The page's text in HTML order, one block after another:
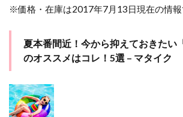
※価格・在庫は2017年7月13日現在の情報
夏本番間近！今から抑えておきたい
のオススメはコレ！5選 – マタイク